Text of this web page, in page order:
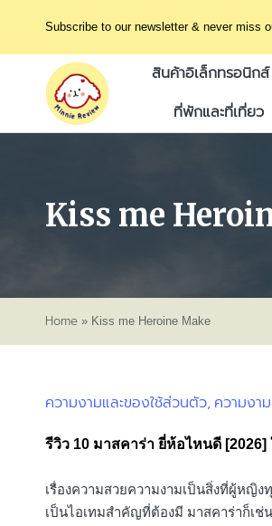
Subscribe to our newsletter & never miss
สินค้าอิเล็กทรอนิกส์
ที่พักและที่เที่ยว
Kiss me
Home » Kiss me Heroine Make
Posted
ความงามและของใช้ส่วนตัว ความงา
รีวิว 10 มาสคาร่า ยี่ห้อไหนดี [2026]
เรื่องความสวยความงามเป็นสิ่งที่ผู้หญิง
เป็นไอเทมสำคัญที่ต้องมี มาสคาร่าก็เช่